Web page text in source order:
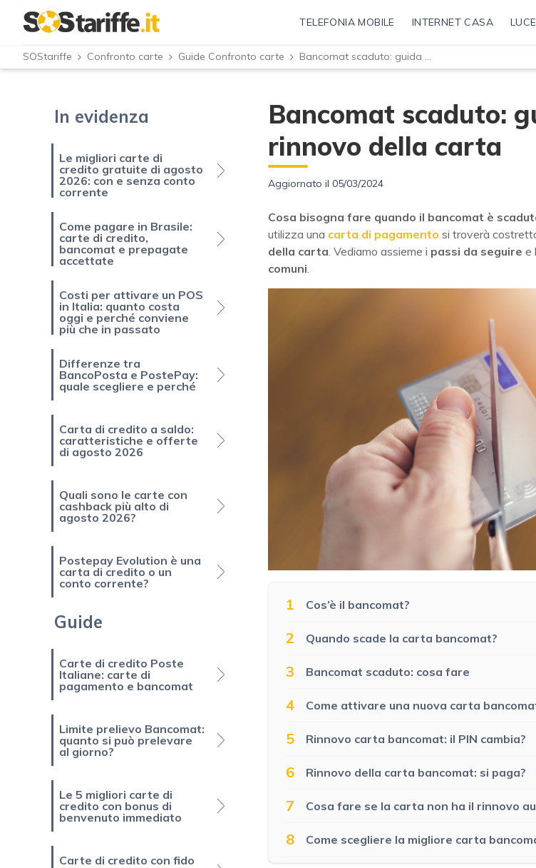
TELEFONIA MOBILE INTERNET CASA
SOStariffe Confronto carte Guide Confronto carte Bancomat scaduto: guida al rinnovo della carta
In evidenza
Le migliori carte di
credito gratuite di agosto
2026: con e senza conto
corrente
Come pagare in Brasile:
carte di credito,
bancomat e prepagate
accettate
Costi per attivare un POS
in Italia: quanto costa
oggi e perché conviene
più che in passato
Differenze tra
BancoPosta e PostePay:
quale scegliere e perché
Carta di credito a saldo:
caratteristiche e offerte
di agosto 2026
Quali sono le carte con
cashback più alto di
agosto 2026?
Postepay Evolution è una
carta di credito o un
conto corrente?
Guide
Carte di credito Poste
Italiane: carte di
pagamento e bancomat
Limite prelievo Bancomat:
quanto si può prelevare
al giorno?
Le 5 migliori carte di
credito con bonus di
benvenuto immediato
Carte di credito con fido
Bancomat scaduto:
rinnovo della carta
Aggiornato il 05/03/2024
Cosa bisogna fare quando il bancomat è
utilizza una carta di pagamento si troverà
della carta. Vediamo assieme i passi da seguire e
comuni.
1 Cos’è il bancomat?
2 Quando scade la carta bancomat?
3 Bancomat scaduto: cosa fare
4 Come attivare una nuova carta
5 Rinnovo carta bancomat: il PIN cambia?
6 Rinnovo della carta bancomat: si paga?
7 Cosa fare se la carta non ha il rinnovo
8 Come scegliere la migliore carta